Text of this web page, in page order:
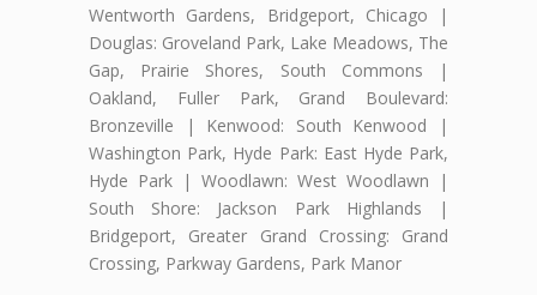
Wentworth Gardens, Bridgeport, Chicago |
Douglas: Groveland Park, Lake Meadows, The
Gap, Prairie Shores, South Commons |
Oakland, Fuller Park, Grand Boulevard:
Bronzeville | Kenwood: South Kenwood |
Washington Park, Hyde Park: East Hyde Park,
Hyde Park | Woodlawn: West Woodlawn |
South Shore: Jackson Park Highlands |
Bridgeport, Greater Grand Crossing: Grand
Crossing, Parkway Gardens, Park Manor